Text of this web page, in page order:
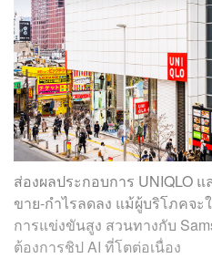
ส่องผลประกอบการ UNIQLO
ขาย-กำไรลดลง แม้ผู้บริโภคจะ
การแข่งขันสูง สวนทางกับ
ต้องการชิป AI ที่โตต่อเนื่อง